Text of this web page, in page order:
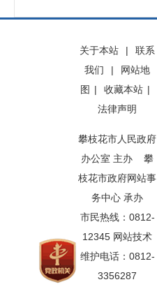
关于本站 |
联系
我们
|
网站地
图 | 收藏本站 |
法律声明
攀枝花市人民政府
办公室 主办 攀
枝花市政府网站事
务中心 承办
市民热线：0812-
12345 网站技术
维护电话：0812-
3356287